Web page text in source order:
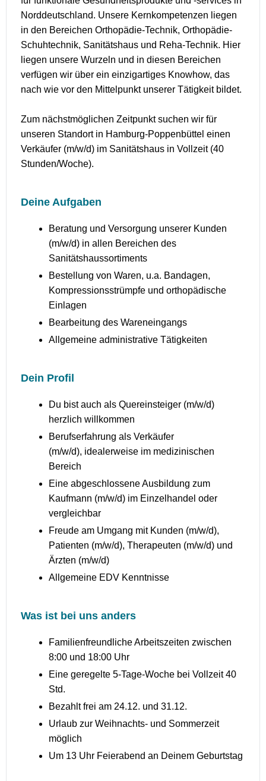
Norddeutschland. Unsere Kernkompetenzen liegen
in den Bereichen Orthopädie-Technik, Orthopädie-
Schuhtechnik, Sanitätshaus und Reha-Technik. Hier
liegen unsere Wurzeln und in diesen Bereichen
verfügen wir über ein einzigartiges Knowhow, das
nach wie vor den Mittelpunkt unserer Tätigkeit bildet.
Zum nächstmöglichen Zeitpunkt suchen wir für
unseren Standort in Hamburg-Poppenbüttel einen
Verkäufer (m/w/d) im Sanitätshaus in Vollzeit (40
Stunden/Woche).
Deine Aufgaben
Beratung und Versorgung unserer Kunden
(m/w/d) in allen Bereichen des
Sanitätshaussortiments
Bestellung von Waren, u.a. Bandagen,
Kompressionsstrümpfe und orthopädische
Einlagen
Bearbeitung des Wareneingangs
Allgemeine administrative Tätigkeiten
Dein Profil
Du bist auch als Quereinsteiger (m/w/d)
herzlich willkommen
Berufserfahrung als Verkäufer
(m/w/d), idealerweise im medizinischen
Bereich
Eine abgeschlossene Ausbildung zum
Kaufmann (m/w/d) im Einzelhandel oder
vergleichbar
Freude am Umgang mit Kunden (m/w/d),
Patienten (m/w/d), Therapeuten (m/w/d) und
Ärzten (m/w/d)
Allgemeine EDV Kenntnisse
Was ist bei uns anders
Familienfreundliche Arbeitszeiten zwischen
8:00 und 18:00 Uhr
Eine geregelte 5-Tage-Woche bei Vollzeit 40
Std.
Bezahlt frei am 24.12. und 31.12.
Urlaub zur Weihnachts- und Sommerzeit
möglich
Um 13 Uhr Feierabend an Deinem Geburtstag